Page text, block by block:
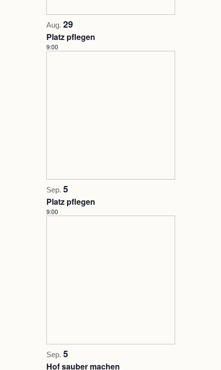
Aug. 29
Platz pflegen
9:00
Sep. 5
Platz pflegen
9:00
Sep. 5
Hof sauber machen